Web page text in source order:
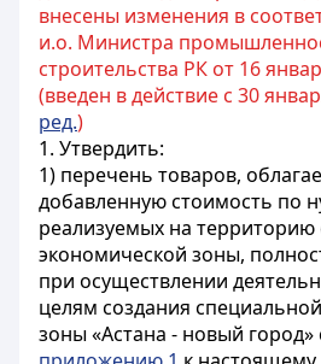
внесены изменения в
и.о. Министра
строительства РК от 16
(введен в действие с 30
ред.)
1. Утвердить:
1) перечень товаров,
добавленную стоимость по
реализуемых на
экономической зоны,
при осуществлении
целям создания
зоны «Астана - новый город»